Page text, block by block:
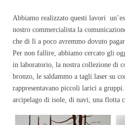
Abbiamo realizzato questi lavori
nostro commercialista la
che di lì a poco avremmo dovuto
Per non fallire, abbiamo cercato gli
in laboratorio, la nostra collezione di
bronzo, le saldammo a tagli laser su
rappresentavano piccoli larici a
arcipelago di isole, di navi, una flotta